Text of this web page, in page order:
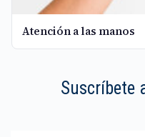
Atención a las manos
Suscríbete